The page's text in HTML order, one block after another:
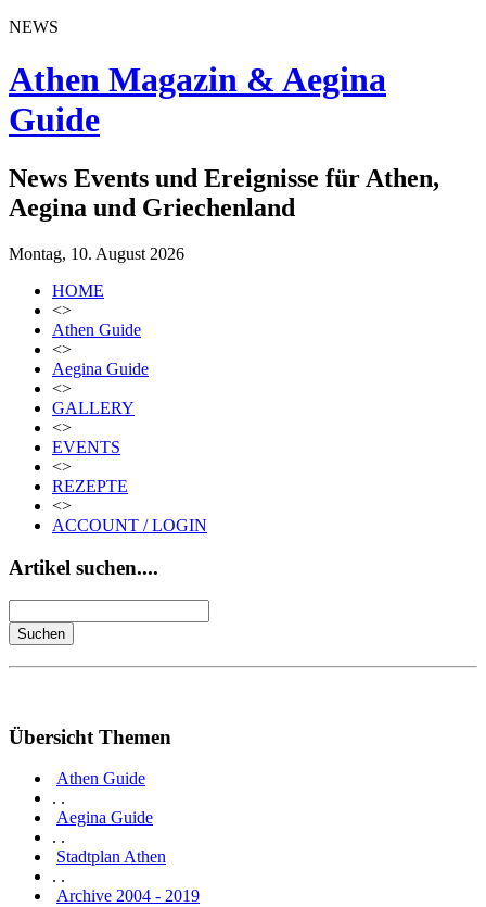
NEWS
Athen Magazin & Aegina
Guide
News Events und Ereignisse für Athen,
Aegina und Griechenland
Montag, 10. August 2026
HOME
<>
Athen Guide
<>
Aegina Guide
<>
GALLERY
<>
EVENTS
<>
REZEPTE
<>
ACCOUNT / LOGIN
Artikel suchen....
Übersicht Themen
Athen Guide
. .
Aegina Guide
. .
Stadtplan Athen
. .
Archive 2004 - 2019